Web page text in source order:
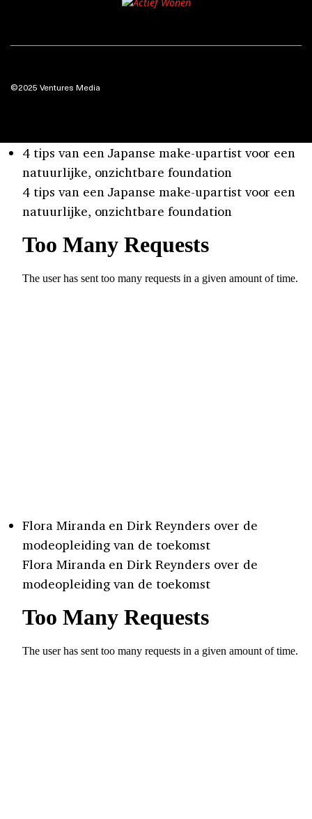
©2025 Ventures Media
4 tips van een Japanse make-upartist voor een
natuurlijke, onzichtbare foundation
4 tips van een Japanse make-upartist voor een
natuurlijke, onzichtbare foundation
Flora Miranda en Dirk Reynders over de
modeopleiding van de toekomst
Flora Miranda en Dirk Reynders over de
modeopleiding van de toekomst